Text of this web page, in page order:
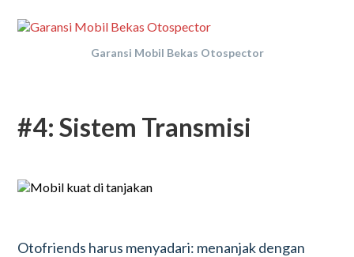
Garansi Mobil Bekas Otospector
#4: Sistem Transmisi
Otofriends harus menyadari: menanjak dengan